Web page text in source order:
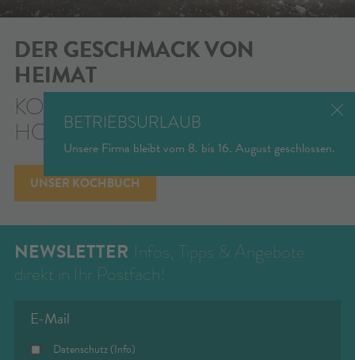
BETRIEBSURLAUB
Unsere Firma bleibt vom 8. bis 16. August geschlossen.
DER GESCHMACK VON
HEIMAT
KOCHEN AUF EINEM
HOLZHERD
UNSER KOCHBUCH
NEWSLETTER Infos, Tipps & Angebote
direkt in Ihr Postfach!
Datenschutz(Info)